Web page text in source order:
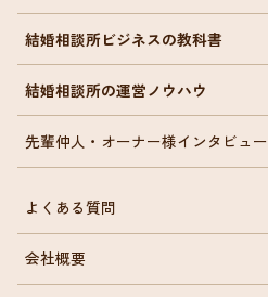
結婚相談所ビジネスの教科書
結婚相談所の運営ノウハウ
先輩仲人・オーナー様インタビュー
よくある質問
会社概要